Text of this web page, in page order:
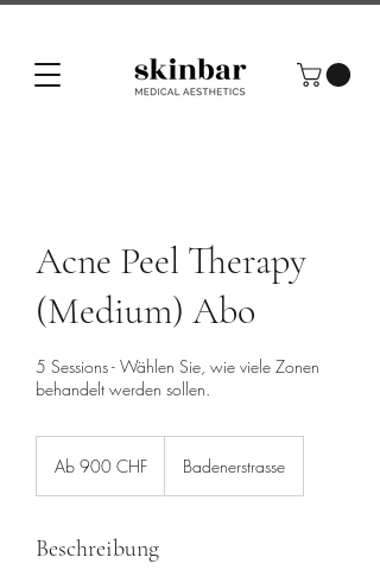
Acne Peel Therapy
(Medium) Abo
5 Sessions - Wählen Sie, wie viele Zonen
behandelt werden sollen.
Schweizer
Ab 900 CHF Badenerstrasse
Beschreibung